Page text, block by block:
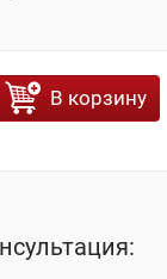
В корзину